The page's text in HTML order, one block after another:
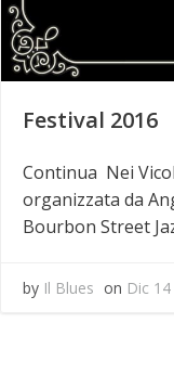
Festival 2016
Continua Nei
organizzata da
Bourbon Street
by Il Blues on Dic 14